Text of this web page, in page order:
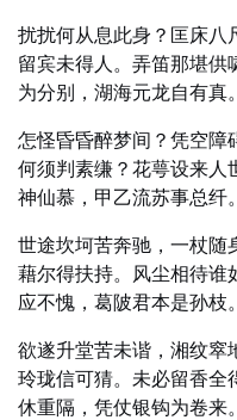
扰扰何从息此身？匡床八
留宾未得人。弄笛那堪供
为分别，湖海元龙自有
怎怪昏昏醉梦间？凭空障
何须判素缣？花萼设来人
神仙慕，甲乙流苏事总
世途坎坷苦奔驰，一杖随
藉尔得扶持。风尘相待谁
应不愧，葛陂君本是孙
欲遂升堂苦未谐，湘纹窣
玲珑信可猜。未必留香全
休重隔，凭仗银钩为卷